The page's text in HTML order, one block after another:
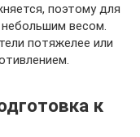
поэтому для
весом.
потяжелее или
к